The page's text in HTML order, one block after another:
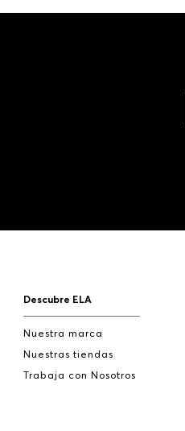
Descubre ELA
Nuestra marca
Nuestras tiendas
Trabaja con Nosotros